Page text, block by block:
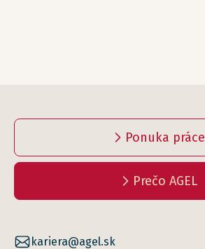
Ponuka práce
Prečo AGEL
kariera@agel.sk